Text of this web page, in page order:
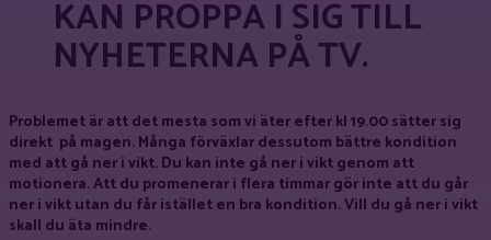
KAN PROPPA I SIG TILL
NYHETERNA PÅ TV.
Problemet är att det mesta som vi äter efter kl 19.00 sätter sig
direkt på magen. Många förväxlar dessutom bättre kondition
med att gå ner i vikt. Du kan inte gå ner i vikt genom att
motionera. Att du promenerar i flera timmar gör inte att du går
ner i vikt utan du får istället en bra kondition. Vill du gå ner i vikt
skall du äta mindre.